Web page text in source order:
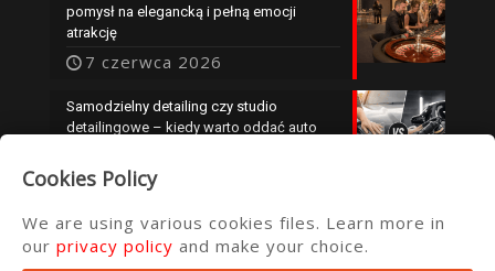
pomysł na elegancką i pełną emocji
atrakcję
7 czerwca 2026
Samodzielny detailing czy studio
detailingowe – kiedy warto oddać auto
25 maja 2026
Cookies Policy
We are using various cookies files. Learn more in
our privacy policy and make your choice.